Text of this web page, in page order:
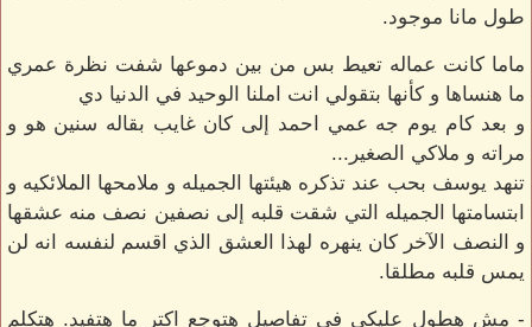
طول مانا موجود.
ماما كانت عماله تعيط بس من بين دموعها شفت نظرة عمري
ما هنساها و كأنها بتقولي انت املنا الوحيد في الدنيا دي
و بعد كام يوم جه عمي احمد إلى كان غايب بقاله سنين هو و
مراته و ملاكي الصغير...
تنهد يوسف بحب عند تذكره هيئتها الجميله و ملامحها الملائكيه و
ابتسامتها الجميله التي شقت قلبه إلى نصفين نصف منه عشقها
و النصف الآخر كان ينهره لهذا العشق الذي اقسم لنفسه انه لن
يمس قلبه مطلقا.
- مش هطول عليكي في تفاصيل هتوجع اكتر ما هتفيد. هتكلم